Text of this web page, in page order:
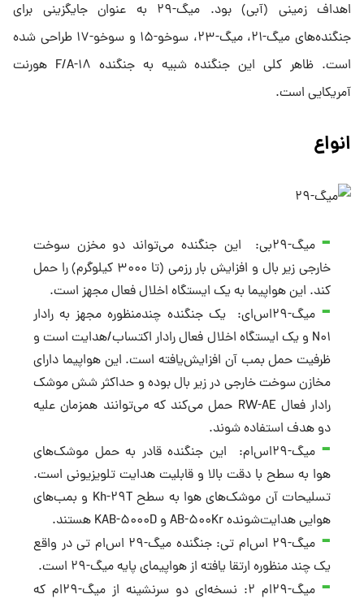
اهداف زمینی (آبی) بود. میگ-۲۹ به عنوان جایگزینی برای
جنگنده‌های میگ-۲۱، میگ-۲۳، سوخو-۱۵ و سوخو-۱۷ طراحی شده
است. ظاهر کلی این جنگنده شبیه به جنگنده F/A-۱۸ هورنت
آمریکایی است.
انواع
میگ-۲۹بی: این جنگنده می‌تواند دو مخزن سوخت
خارجی زیر بال و افزایش بار رزمی (تا ۳۰۰۰ کیلوگرم) را حمل
کند. این هواپیما به یک ایستگاه اخلال فعال مجهز است.
میگ-۲۹اس‌ای: یک جنگنده چندمنظوره مجهز به رادار
N۰۱ و یک ایستگاه اخلال فعال رادار اکتساب/هدایت است و
ظرفیت حمل بمب آن افزایش‌یافته است. این هواپیما دارای
مخازن سوخت خارجی در زیر بال بوده و حداکثر شش موشک
رادار فعال RW-AE حمل می‌کند که می‌توانند همزمان علیه
دو هدف استفاده شوند.
میگ-۲۹اس‌ام: این جنگنده قادر به حمل موشک‌های
هوا به سطح با دقت بالا و قابلیت هدایت تلویزیونی است.
تسلیحات آن موشک‌های هوا به سطح Kh-۲۹T و بمب‌های
هوایی هدایت‌شونده AB-۵۰۰Kr و KAB-۵۰۰۰D هستند.
میگ-۲۹ اس‌ام تی: جنگنده میگ-۲۹ اس‌ام تی در واقع
یک چند منظوره ارتقا یافته از هواپیمای پایه میگ-۲۹ است.
میگ-۲۹‌ام ۲: نسخه‌ای دو سرنشینه از میگ-۲۹ام که